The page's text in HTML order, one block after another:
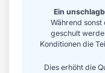
Ein
Während
geschult
Konditionen die
Dies erhöht die